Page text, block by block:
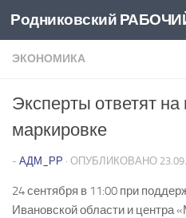
Перейти к содержимому
Родниковский
ЭКОНОМИКА
Эксперты ответят
маркировке
- АДМ_РР · ОПУБЛИКОВАНО
24 сентября в 11:00 при
Ивановской области и центра